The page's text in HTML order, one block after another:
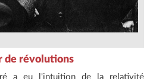
de révolutions
a eu l'intuition de la relativité